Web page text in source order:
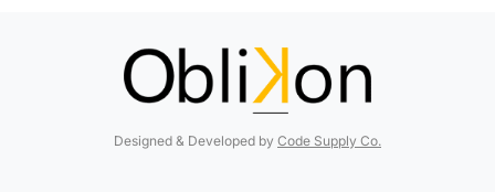
Designed & Developed by Code Supply Co.